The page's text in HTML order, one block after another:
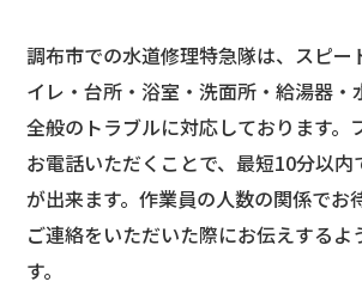
調布市での水道修理特急隊は、スピー
イレ・台所・浴室・洗面所・給湯器・
全般のトラブルに対応しております。
お電話いただくことで、最短10分以内
が出来ます。作業員の人数の関係でお
ご連絡をいただいた際にお伝えするよ
す。